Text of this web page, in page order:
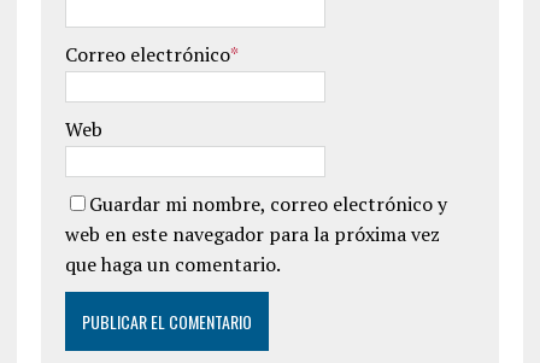
Correo electrónico*
Web
Guardar mi nombre, correo electrónico y
web en este navegador para la próxima vez
que haga un comentario.